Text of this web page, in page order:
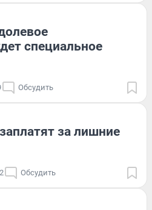
специальное
Обсудить
за лишние
Обсудить